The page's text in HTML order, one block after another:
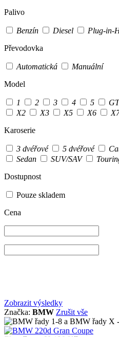
Palivo
Benzín Diesel Plug-in-
Převodovka
Automatická
Manuální
Model
1 2 3 4 5
X2
X3 X5 X6
Karoserie
3 dvéřové 5 dvéřové
Sedan
SUV/SAV
Dostupnost
Pouze skladem
Cena
Zobrazit výsledky
Značka: BMW Zrušit vše